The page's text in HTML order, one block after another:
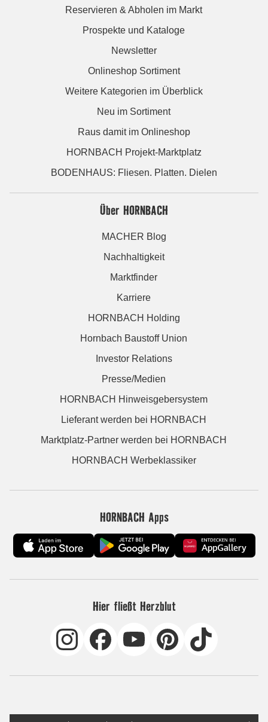
Reservieren & Abholen im Markt
Prospekte und Kataloge
Newsletter
Onlineshop Sortiment
Weitere Kategorien im Überblick
Neu im Sortiment
Raus damit im Onlineshop
HORNBACH Projekt-Marktplatz
BODENHAUS: Fliesen. Platten. Dielen
Über HORNBACH
MACHER Blog
Nachhaltigkeit
Marktfinder
Karriere
HORNBACH Holding
Hornbach Baustoff Union
Investor Relations
Presse/Medien
HORNBACH Hinweisgebersystem
Lieferant werden bei HORNBACH
Marktplatz-Partner werden bei HORNBACH
HORNBACH Werbeklassiker
HORNBACH Apps
Hier fließt Herzblut